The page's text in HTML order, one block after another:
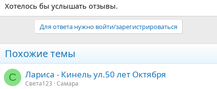
Хотелось бы услышать отзывы.
Для ответа нужно войти/зарегистрироваться
Похожие темы
С Лариса - Кинель ул.50 лет Октября
Света123 Самара